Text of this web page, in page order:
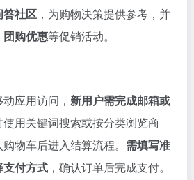
答社区 ，为购物决策提供参考，并
团购优惠等促销活动。
应用访问， 新用户需完成邮箱或
使用关键词搜索或按分类浏览商
物车后进入结算流程。 需填写准
付方式 ，确认订单后完成支付。